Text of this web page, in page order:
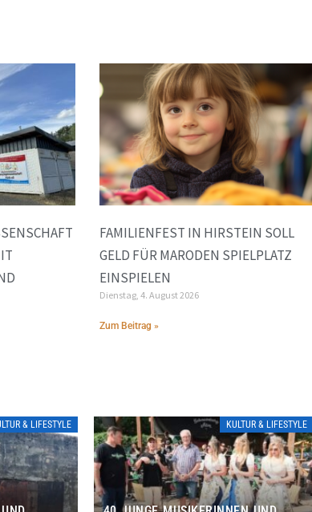
FAMILIENFEST IN HIRSTEIN SOLL
GELD FÜR MARODEN SPIELPLATZ
EINSPIELEN
Dienstag, 4. August 2026
Zum Beitrag »
& LIFESTYLE KULTUR & LIFESTYLE